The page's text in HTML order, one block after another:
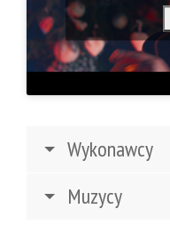
Wykonawcy
Muzycy